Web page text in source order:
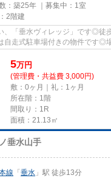
：築25年 ｜募集中： 1室
2階建
、「垂水ヴィレッジ」です◎徒
走式駐車場付きの物件です◎
ポイ...
5万円
(管理費・共益費 3,000円)
敷：0ヶ月｜礼：1ヶ月
所在階：1階
間取り：1R
面積：21.13㎡
垂水山手
線 「 垂水 」駅 徒歩13分